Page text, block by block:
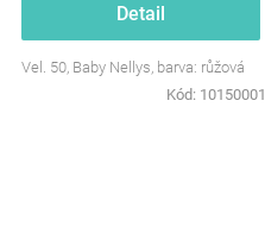
Detail
Vel. 50, Baby Nellys, barva: růžová
Kód: 10150001